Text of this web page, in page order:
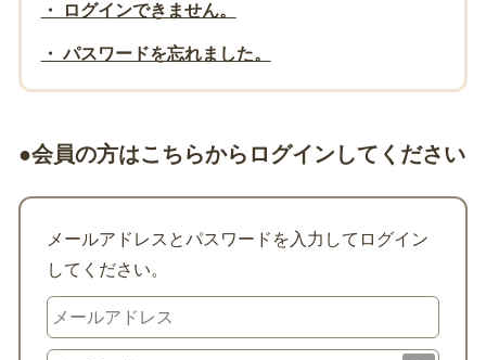
・ ログインできません。
・ パスワードを忘れました。
●会員の方はこちらからログインしてください
メールアドレスとパスワードを入力してログイン
してください。